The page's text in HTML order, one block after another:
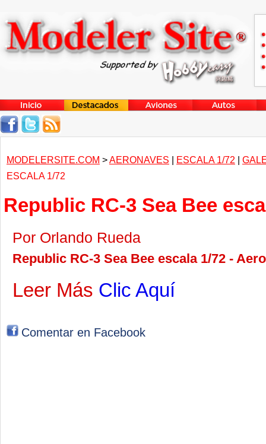
MODELERSITE.COM >AERONAVES | ESCALA 1/72 |
ESCALA 1/72
Republic RC-3 Sea Bee
Por Orlando Rueda
Republic RC-3 Sea Bee escala 1/72 -
Leer Más Clic Aquí
Comentar en Facebook